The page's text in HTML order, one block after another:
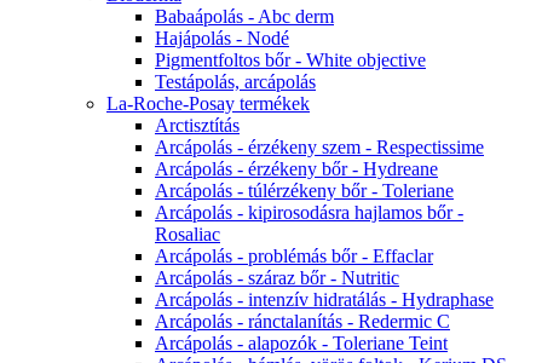
Babaápolás - Abc derm
Hajápolás - Nodé
Pigmentfoltos bőr - White objective
Testápolás, arcápolás
La-Roche-Posay termékek
Arctisztítás
Arcápolás - érzékeny szem - Respectissime
Arcápolás - érzékeny bőr - Hydreane
Arcápolás - túlérzékeny bőr - Toleriane
Arcápolás - kipirosodásra hajlamos bőr -
Rosaliac
Arcápolás - problémás bőr - Effaclar
Arcápolás - száraz bőr - Nutritic
Arcápolás - intenzív hidratálás - Hydraphase
Arcápolás - ránctalanítás - Redermic C
Arcápolás - alapozók - Toleriane Teint